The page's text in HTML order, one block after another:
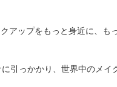
アップをもっと身近に、も
引っかかり、世界中のメ